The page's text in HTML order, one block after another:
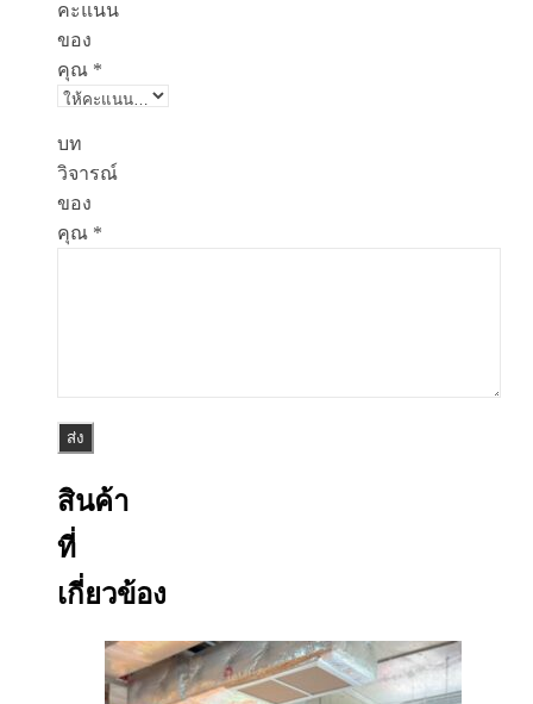
คะแนน
ของ
คุณ *
บท
วิจารณ์
ของ
คุณ *
สินค้า
ที่
เกี่ยวข้อง